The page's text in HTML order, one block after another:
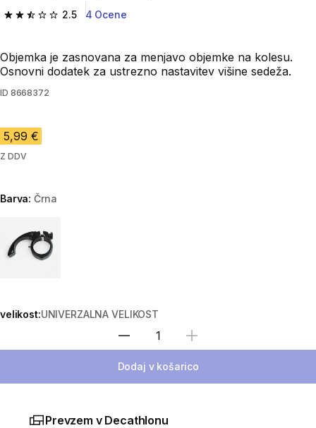
2.5
2.5 od 5 zvezdic from 4 ocene
4 Ocene
Objemka je zasnovana za menjavo objemke na kolesu.
Osnovni dodatek za ustrezno nastavitev višine sedeža.
ID 8668372
5,99 €
Z DDV
Barva:Črna
velikost:UNIVERZALNA VELIKOST
Izberite količino
Dodaj v košarico
Prevzem v Decathlonu